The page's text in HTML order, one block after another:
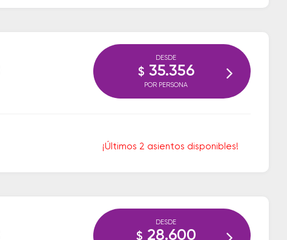
¡Últimos 2 asientos disponibles!
DESDE
$ 35.356
POR PERSONA
DESDE
$ 28.600